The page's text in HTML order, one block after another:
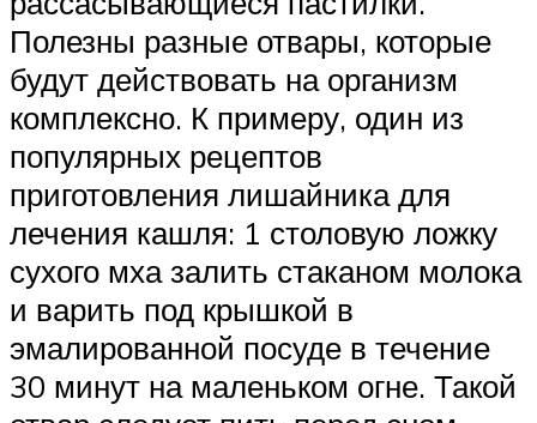
Полезны разные отвары, которые
будут действовать на организм
комплексно. К примеру, один из
популярных рецептов
приготовления лишайника для
лечения кашля: 1 столовую ложку
сухого мха залить стаканом молока
и варить под крышкой в
эмалированной посуде в течение
30 минут на маленьком огне. Такой